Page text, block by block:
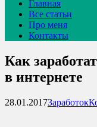
Главная
Все статьи
Про меня
Контакты
Как
в интернете
28.01.2017Заработок